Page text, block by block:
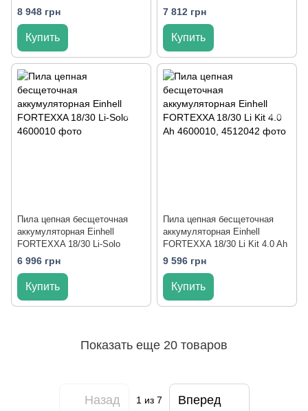
Ah
8 948 грн
Купить
7 812 грн
Купить
Пила цепная бесщеточная
аккумуляторная Einhell
FORTEXXA 18/30 Li-Solo
6 996 грн
Купить
Пила цепная бесщеточная
аккумуляторная Einhell
FORTEXXA 18/30 Li Kit 4.0 Ah
9 596 грн
Купить
Показать еще 20 товаров
Назад 1из 7 Вперед